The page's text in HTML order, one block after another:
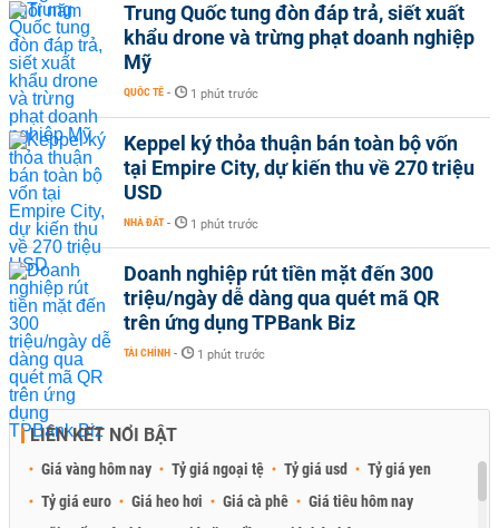
Trung Quốc tung đòn đáp trả, siết xuất
khẩu drone và trừng phạt doanh nghiệp
Mỹ
QUỐC TẾ - 1 phút trước
Keppel ký thỏa thuận bán toàn bộ vốn
tại Empire City, dự kiến thu về 270 triệu
USD
NHÀ ĐẤT - 1 phút trước
Doanh nghiệp rút tiền mặt đến 300
triệu/ngày dễ dàng qua quét mã QR
trên ứng dụng TPBank Biz
TÀI CHÍNH - 1 phút trước
LIÊN KẾT NỔI BẬT
Giá vàng hôm nay Tỷ giá ngoại tệ Tỷ giá usd
Tỷ giá yen
Tỷ giá euro
Giá heo hơi Giá cà phê
Giá tiêu hôm nay